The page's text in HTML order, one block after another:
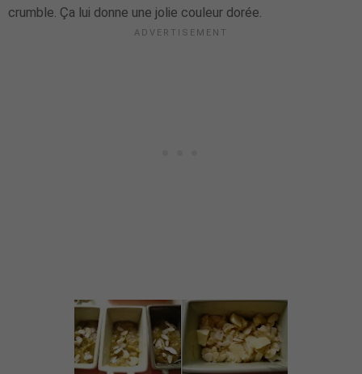
crumble. Ça lui donne une jolie couleur dorée.